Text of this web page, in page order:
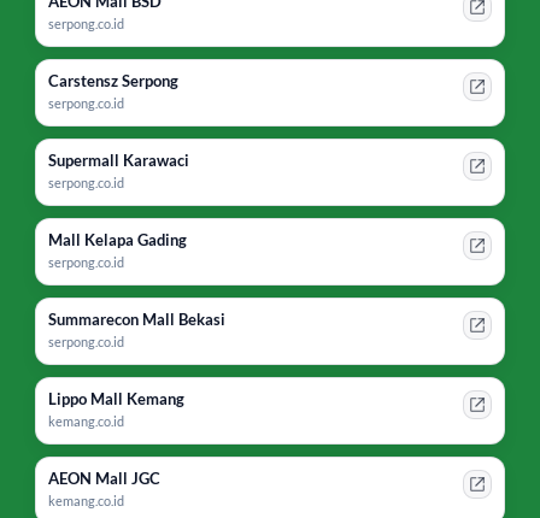
serpong.co.id
Carstensz Serpong
serpong.co.id
Supermall Karawaci
serpong.co.id
Mall Kelapa Gading
serpong.co.id
Summarecon Mall Bekasi
serpong.co.id
Lippo Mall Kemang
kemang.co.id
AEON Mall JGC
kemang.co.id